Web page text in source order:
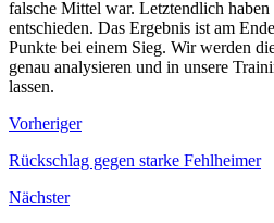
falsche Mittel war. Letztendlich
entschieden. Das Ergebnis ist am
Punkte bei einem Sieg. Wir werden
genau analysieren und in unsere
lassen.
Vorheriger
Rückschlag gegen starke Fehlheimer
Nächster